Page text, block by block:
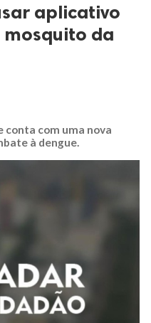
aplicativo
da
conta com uma nova
à dengue.